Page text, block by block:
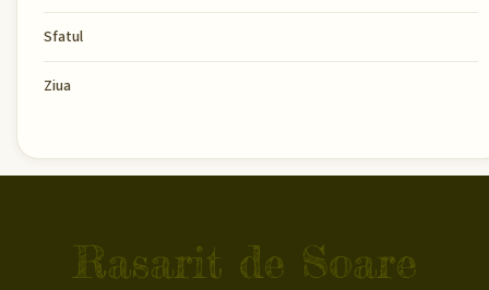
Sfatul
Ziua
Rasarit de Soare